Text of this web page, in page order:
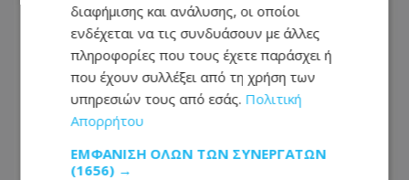
διαφήμισης και ανάλυσης, οι οποίοι
ενδέχεται να τις συνδυάσουν με άλλες
πληροφορίες που τους έχετε παράσχει ή
που έχουν συλλέξει από τη χρήση των
υπηρεσιών τους από εσάς. Πολιτική
Απορρήτου
ΕΜΦΆΝΙΣΗ ΌΛΩΝ ΤΩΝ ΣΥΝΕΡΓΑΤΏΝ
(1656) →